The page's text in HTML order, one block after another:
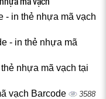
- in thẻ nhựa mã vạch
- in thẻ nhựa mã
nhựa mã vạch tại
vạch Barcode 3588